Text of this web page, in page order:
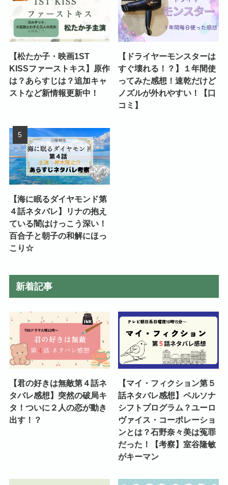
【松たか子・映画1ST
KISSファーストキス】原作
は？あらすじは？追加キャ
ストなど新情報更新中！
【ドライヤーモンスターは
すぐ壊れる！？】１年間使
ってみた感想！速乾だけど
ノズルが外れやすい！【口
コミ】
【海に眠るダイヤモンド第
４話ネタバレ】リナの抱え
ている闇はけっこう深い！
百合子と朝子の和解にほっ
こり☆
新着記事
【君の好きは無敵第４話ネ
タバレ感想】突然の破局キ
タ！ついに２人の恋が動き
出す！？
【マイ・フィクション第５
話ネタバレ感想】ペルソナ
シフトプログラム？ユーロ
ヴァイス・コーポレーショ
ンとは？石野奈々美は冤罪
だった！【考察】室谷隆敏
がキーマン